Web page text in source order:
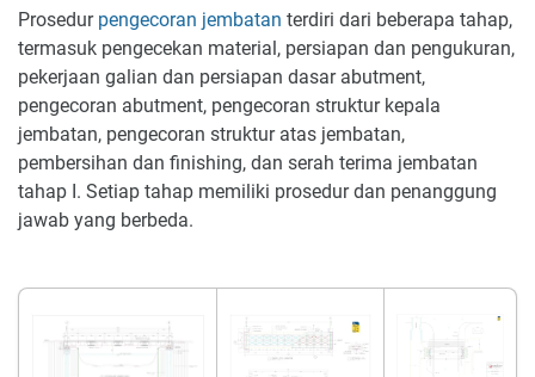
Prosedur pengecoran jembatan terdiri dari beberapa tahap,
termasuk pengecekan material, persiapan dan pengukuran,
pekerjaan galian dan persiapan dasar abutment,
pengecoran abutment, pengecoran struktur kepala
jembatan, pengecoran struktur atas jembatan,
pembersihan dan finishing, dan serah terima jembatan
tahap I. Setiap tahap memiliki prosedur dan penanggung
jawab yang berbeda.